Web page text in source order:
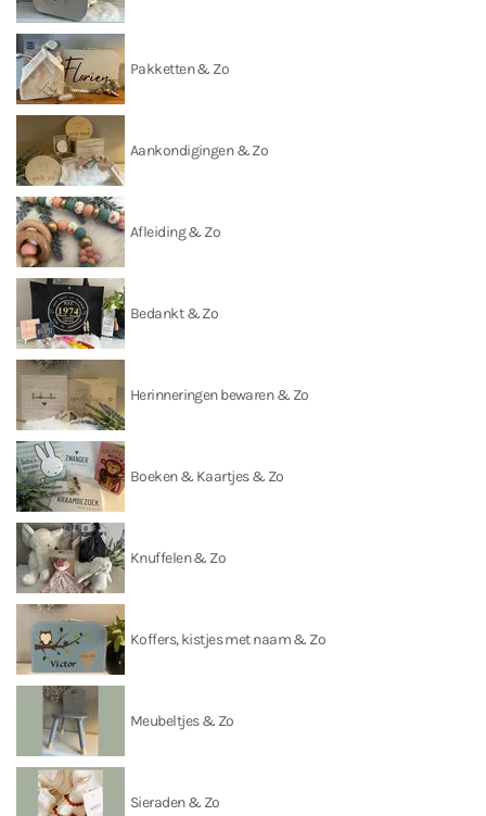
Pakketten & Zo
Aankondigingen & Zo
Afleiding & Zo
Bedankt & Zo
Herinneringen bewaren & Zo
Boeken & Kaartjes & Zo
Knuffelen & Zo
Koffers, kistjes met naam & Zo
Meubeltjes & Zo
Sieraden & Zo